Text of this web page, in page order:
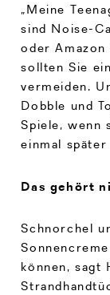
„Meine
sind Noise-
oder
sollten Sie
vermeiden.
Dobble und
Spiele, wenn
einmal später
Das gehört
Schnorchel
können, sagt